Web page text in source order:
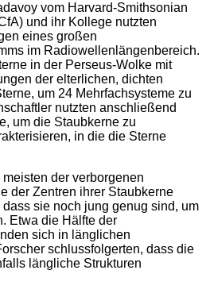
vom Harvard-Smithsonian
und ihr Kollege nutzten
eines großen
im Radiowellenlängenbereich.
in der Perseus-Wolke mit
der elterlichen, dichten
um 24 Mehrfachsysteme zu
nutzten anschließend
um die Staubkerne zu
in die die Sterne
der verborgenen
der Zentren ihrer Staubkerne
dass sie noch jung genug sind, um
Etwa die Hälfte der
sich in länglichen
schlussfolgerten, dass die
längliche Strukturen